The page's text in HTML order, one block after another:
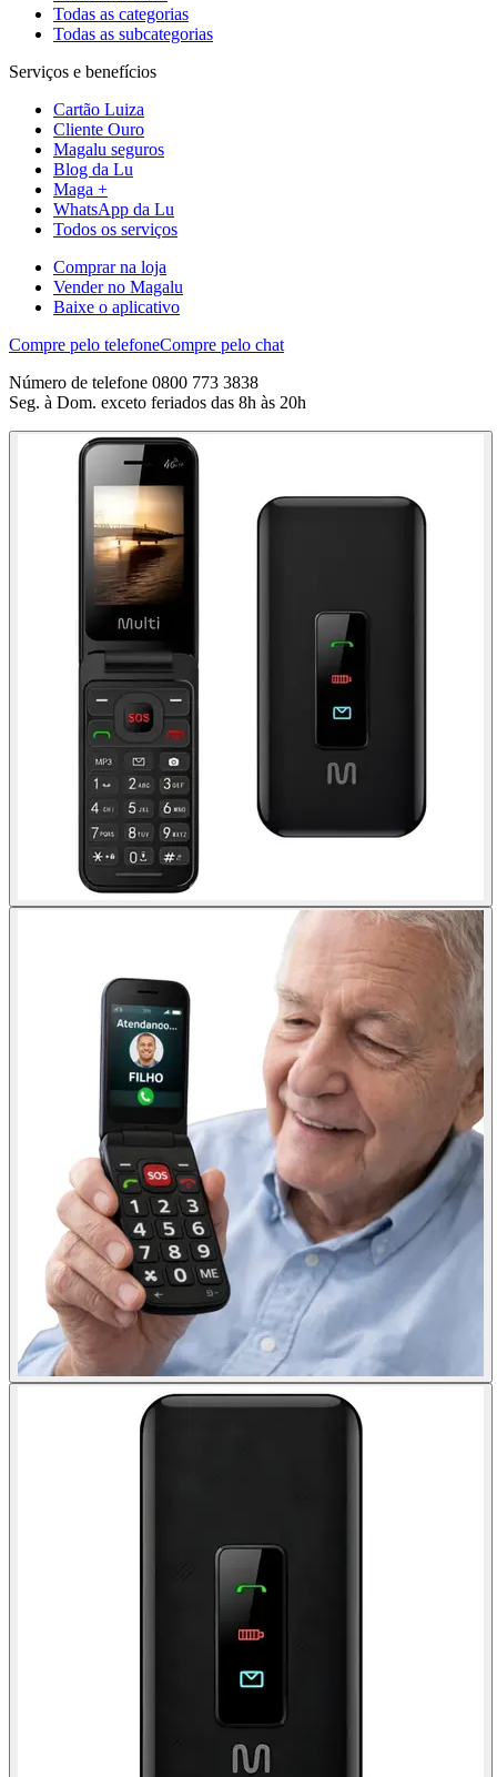
Todas as categorias
Todas as subcategorias
Serviços e benefícios
Cartão Luiza
Cliente Ouro
Magalu seguros
Blog da Lu
Maga +
WhatsApp da Lu
Todos os serviços
Comprar na loja
Vender no Magalu
Baixe o aplicativo
Compre pelo telefoneCompre pelo chat
Número de telefone 0800 773 3838
Seg. à Dom. exceto feriados das 8h às 20h